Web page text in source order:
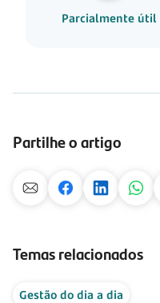
Parcialmente útil
Partilhe o artigo
Temas relacionados
Gestão do dia a dia